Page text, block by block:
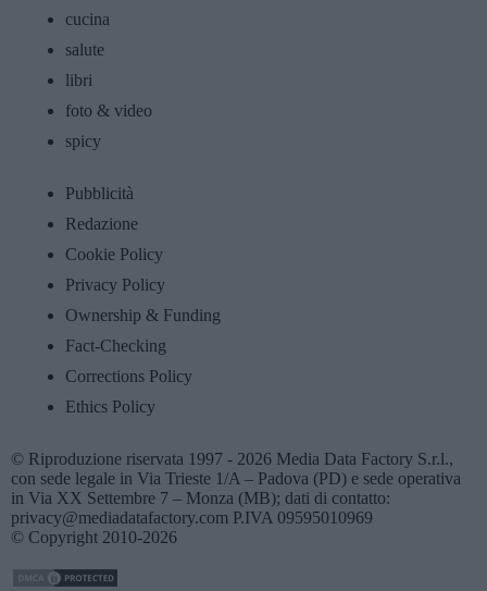
cucina
salute
libri
foto & video
spicy
Pubblicità
Redazione
Cookie Policy
Privacy Policy
Ownership & Funding
Fact-Checking
Corrections Policy
Ethics Policy
© Riproduzione riservata 1997 - 2026 Media Data Factory S.r.l.,
con sede legale in Via Trieste 1/A – Padova (PD) e sede operativa
in Via XX Settembre 7 – Monza (MB); dati di contatto:
privacy@mediadatafactory.com P.IVA 09595010969
© Copyright 2010-2026